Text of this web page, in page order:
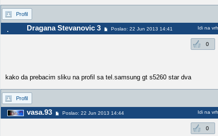
Profil
Dragana Stevanovic 3 Poslao: 22 Jun 2013 14:41 Idi na vrh
0
kako da prebacim sliku na profil sa tel.samsung gt s5260 star dva
Profil
vasa.93 Poslao: 22 Jun 2013 14:44 Idi na vrh
0